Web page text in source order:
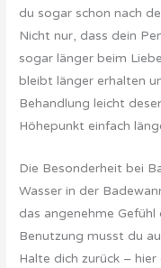
du sogar schon nach
Nicht nur, dass dein
sogar länger beim
bleibt länger erhalten
Behandlung leicht
Höhepunkt einfach
Die Besonderheit bei
Wasser in der
das angenehme
Benutzung musst du
Halte dich zurück –